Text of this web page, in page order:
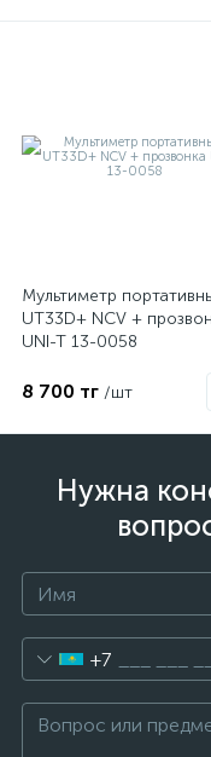
Мультиметр
UT33D+ NCV +
UNI-T 13-0058
8 700 тг /шт
Нужна
+7